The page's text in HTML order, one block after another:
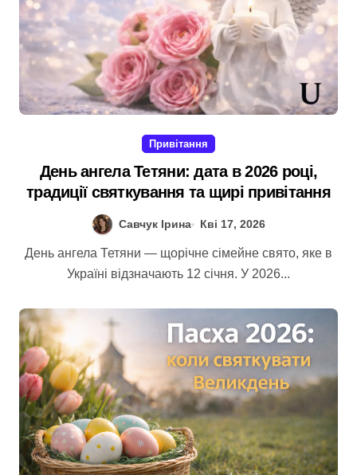
Привітання
День ангела Тетяни: дата в 2026 році,
традиції святкування та щирі привітання
Савчук Ірина Кві 17, 2026
День ангела Тетяни — щорічне сімейне свято, яке в
Україні відзначають 12 січня. У 2026...